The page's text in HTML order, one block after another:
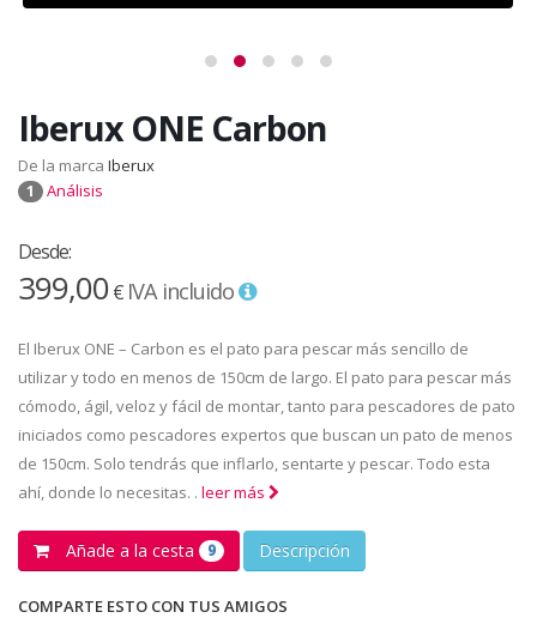
Iberux ONE Carbon
De la marca Iberux
1 Análisis
Desde:
399,00€ IVA incluido
El Iberux ONE – Carbon es el pato para pescar más sencillo de
utilizar y todo en menos de 150cm de largo. El pato para pescar más
cómodo, ágil, veloz y fácil de montar, tanto para pescadores de pato
iniciados como pescadores expertos que buscan un pato de menos
de 150cm. Solo tendrás que inflarlo, sentarte y pescar. Todo esta
ahí, donde lo necesitas. . leer más
Añade a la cesta 9 Descripción
COMPARTE ESTO CON TUS AMIGOS